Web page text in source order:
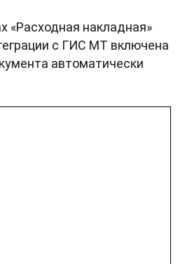
«Расходная накладная»
с ГИС МТ включена
автоматически